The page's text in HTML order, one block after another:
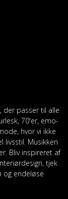
passer til alle
70'er, emo-
hvor vi ikke
Musikken
Bliv inspireret af
tjek
og endeløse